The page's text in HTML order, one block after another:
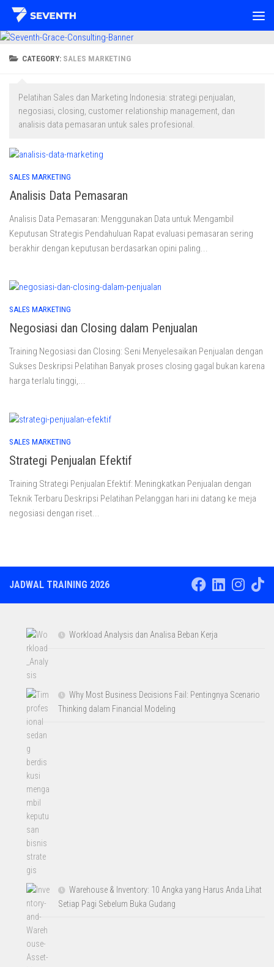
Skip to content
CATEGORY: SALES MARKETING
Pelatihan Sales dan Marketing Indonesia: strategi penjualan,
negosiasi, closing, customer relationship management, dan
analisis data pemasaran untuk sales profesional.
SALES MARKETING
Analisis Data Pemasaran
Analisis Data Pemasaran: Menggunakan Data untuk Mengambil
Keputusan Strategis Pendahuluan Rapat evaluasi pemasaran sering
berakhir dengan keputusan berdasarkan opini paling...
SALES MARKETING
Negosiasi dan Closing dalam Penjualan
Training Negosiasi dan Closing: Seni Menyelesaikan Penjualan dengan
Sukses Deskripsi Pelatihan Banyak proses closing gagal bukan karena
harga terlalu tinggi,...
SALES MARKETING
Strategi Penjualan Efektif
Training Strategi Penjualan Efektif: Meningkatkan Penjualan dengan
Teknik Terbaru Deskripsi Pelatihan Pelanggan hari ini datang ke meja
negosiasi dengan riset...
JADWAL TRAINING 2026
Workload Analysis dan Analisa Beban Kerja
Why Most Business Decisions Fail: Pentingnya Scenario
Thinking dalam Financial Modeling
Warehouse & Inventory: 10 Angka yang Harus Anda Lihat
Setiap Pagi Sebelum Buka Gudang